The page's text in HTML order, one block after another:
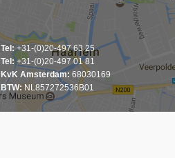
Tel: +31-(0)20-497 63 25
Tel:+31-(0)20-497 01 81
KvK Amsterdam: 68030169
BTW: NL857272536B01